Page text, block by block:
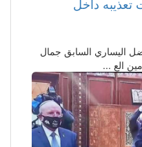
اليساري السابق جمال
الع ...